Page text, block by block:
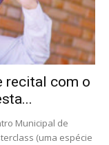
recital com o
Municipal de
(uma espécie